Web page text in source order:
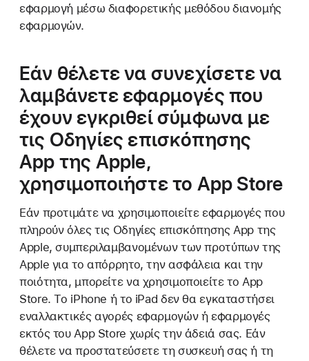
εφαρμογή μέσω διαφορετικής μεθόδου διανομής
εφαρμογών.
Εάν θέλετε να συνεχίσετε να
λαμβάνετε εφαρμογές που
έχουν εγκριθεί σύμφωνα με
τις Οδηγίες επισκόπησης
App της Apple,
χρησιμοποιήστε το App Store
Εάν προτιμάτε να χρησιμοποιείτε εφαρμογές που
πληρούν όλες τις Οδηγίες επισκόπησης App της
Apple, συμπεριλαμβανομένων των προτύπων της
Apple για το απόρρητο, την ασφάλεια και την
ποιότητα, μπορείτε να χρησιμοποιείτε το App
Store. Το iPhone ή το iPad δεν θα εγκαταστήσει
εναλλακτικές αγορές εφαρμογών ή εφαρμογές
εκτός του App Store χωρίς την άδειά σας. Εάν
θέλετε να προστατεύσετε τη συσκευή σας ή τη